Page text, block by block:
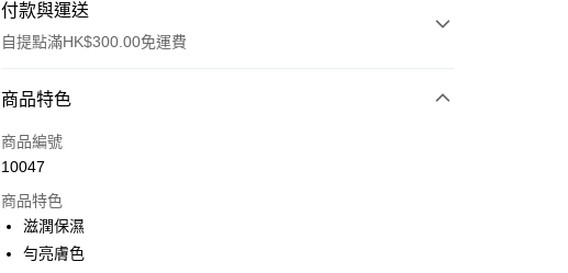
付款與運送
自提點滿HK$300.00免運費
付款方式
信用卡
AlipayHK
PayMe
商品特色
商品編號
10047
商品特色
滋潤保濕
勻亮膚色